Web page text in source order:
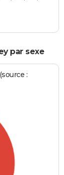
par sexe
: